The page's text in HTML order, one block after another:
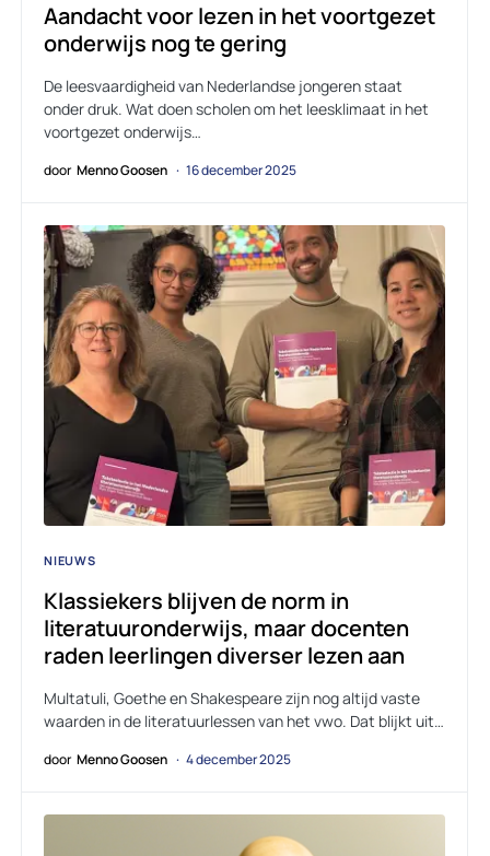
Aandacht voor lezen in het voortgezet
onderwijs nog te gering
De leesvaardigheid van Nederlandse jongeren staat
onder druk. Wat doen scholen om het leesklimaat in het
voortgezet onderwijs…
door Menno Goosen 16 december 2025
NIEUWS
Klassiekers blijven de norm in
literatuuronderwijs, maar docenten
raden leerlingen diverser lezen aan
Multatuli, Goethe en Shakespeare zijn nog altijd vaste
waarden in de literatuurlessen van het vwo. Dat blijkt uit…
door Menno Goosen 4 december 2025